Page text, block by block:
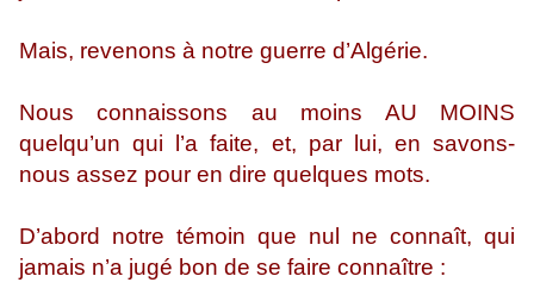
Mais, revenons à notre guerre d’Algérie.
Nous connaissons au moins AU MOINS
quelqu’un qui l’a faite, et, par lui, en savons-
nous assez pour en dire quelques mots.
D’abord notre témoin que nul ne connaît, qui
jamais n’a jugé bon de se faire connaître :